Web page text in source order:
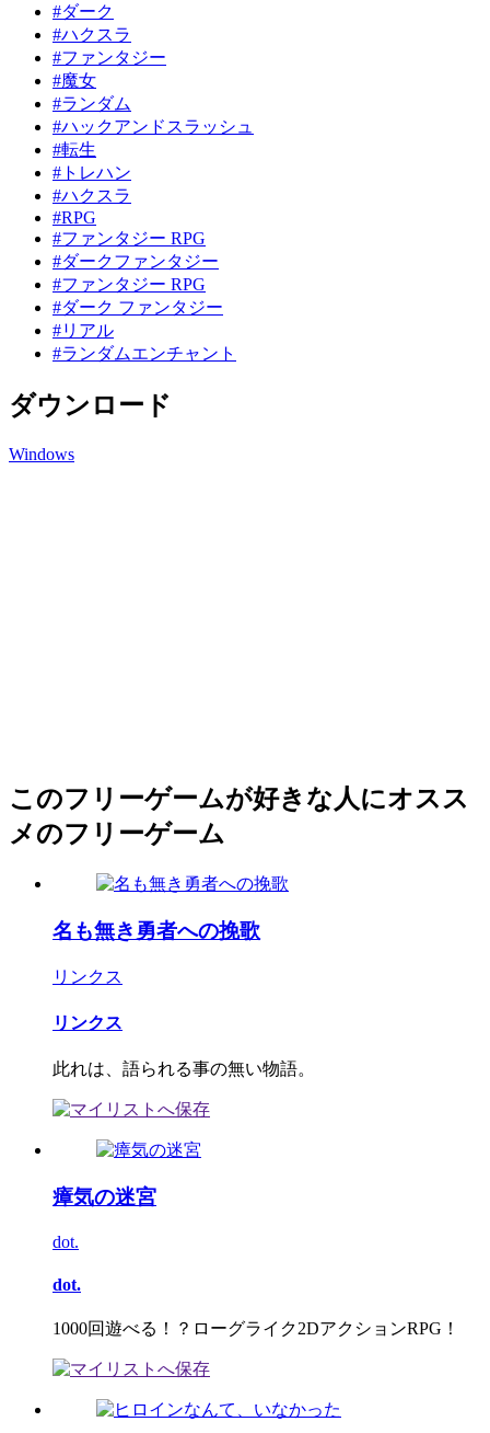
#ダーク
#ハクスラ
#ファンタジー
#魔女
#ランダム
#ハックアンドスラッシュ
#転生
#トレハン
#ハクスラ
#RPG
#ファンタジー RPG
#ダークファンタジー
#ファンタジー RPG
#ダーク ファンタジー
#リアル
#ランダムエンチャント
ダウンロード
Windows
このフリーゲームが好きな人にオスス
メのフリーゲーム
名も無き勇者への挽歌
リンクス
リンクス
此れは、語られる事の無い物語。
瘴気の迷宮
dot.
dot.
1000回遊べる！？ローグライク2DアクションRPG！